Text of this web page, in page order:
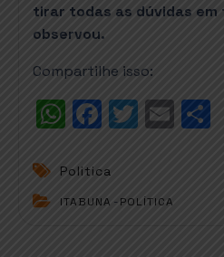
tirar todas as dúvidas em
observou.
Compartilhe isso:
W
h
a
t
F
a
c
e
T
w
t
E
m
Politica
ITABUNA -POLÍTICA